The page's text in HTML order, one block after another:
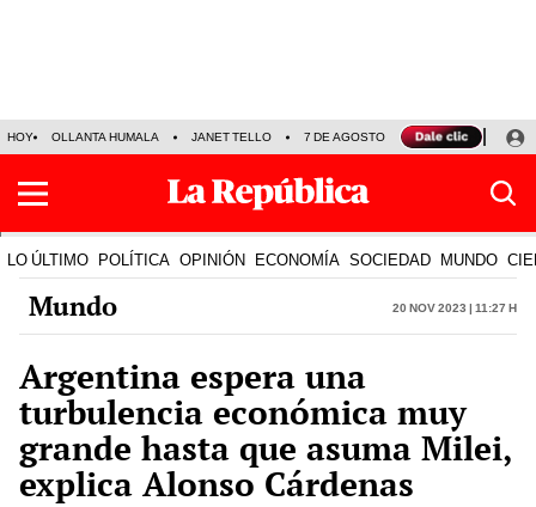
HOY OLLANTA HUMALA JANET TELLO 7 DE AGOSTO TINKA RESULTADOS
LO ÚLTIMO POLÍTICA OPINIÓN ECONOMÍA SOCIEDAD MUNDO
Mundo 20 Nov 2023 | 11:27 h
Argentina espera una
turbulencia económica muy
grande hasta que asuma Milei,
explica Alonso Cárdenas